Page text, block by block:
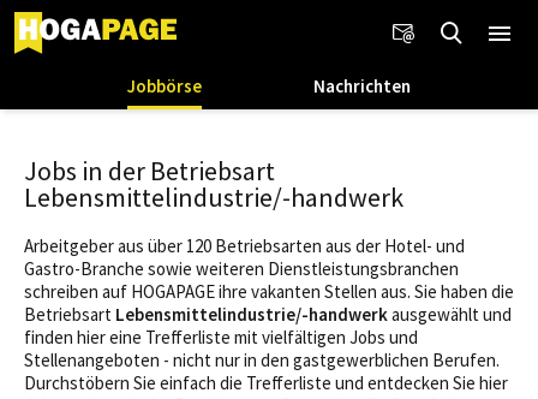
Jobbörse Nachrichten
Jobs in der Betriebsart
Lebensmittelindustrie/-handwerk
Arbeitgeber aus über 120 Betriebsarten aus der Hotel- und
Gastro-Branche sowie weiteren Dienstleistungsbranchen
schreiben auf HOGAPAGE ihre vakanten Stellen aus. Sie haben die
Betriebsart Lebensmittelindustrie/-handwerkausgewählt und
finden hier eine Trefferliste mit vielfältigen Jobs und
Stellenangeboten - nicht nur in den gastgewerblichen Berufen.
Durchstöbern Sie einfach die Trefferliste und entdecken Sie hier